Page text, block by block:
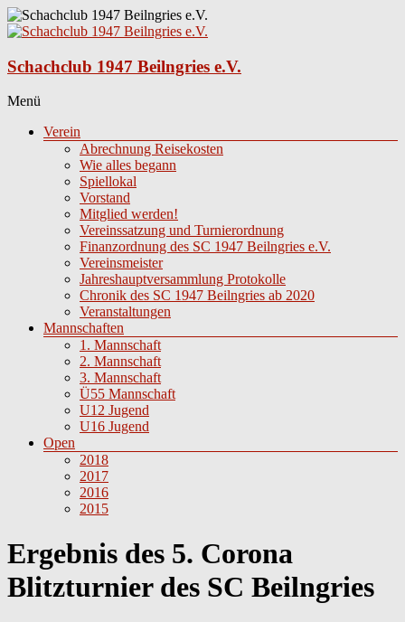
Zum
Inhalt
Schachclub 1947 Beilngries e.V.
Menü
Verein
Abrechnung Reisekosten
Wie alles begann
Spiellokal
Vorstand
Mitglied werden!
Vereinssatzung und Turnierordnung
Finanzordnung des SC 1947 Beilngries e.V.
Vereinsmeister
Jahreshauptversammlung Protokolle
Chronik des SC 1947 Beilngries ab 2020
Veranstaltungen
Mannschaften
1. Mannschaft
2. Mannschaft
3. Mannschaft
Ü55 Mannschaft
U12 Jugend
U16 Jugend
Open
2018
2017
2016
2015
Ergebnis des 5. Corona
Blitzturnier des SC Beilngries